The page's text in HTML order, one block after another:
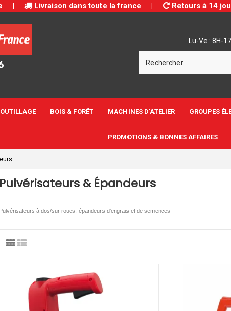
| Livraison dans toute la france | Retours à 14
Lu-Ve : 8H-
OUTILLAGE BOIS & FORÊT MACHINES D'ATELIER GROUPES
PROMOTIONS & BONNES AFFAIRES
Pulvérisateurs & Épandeurs
Pulvérisateurs à dos/sur roues, épandeurs d'engrais et de semences